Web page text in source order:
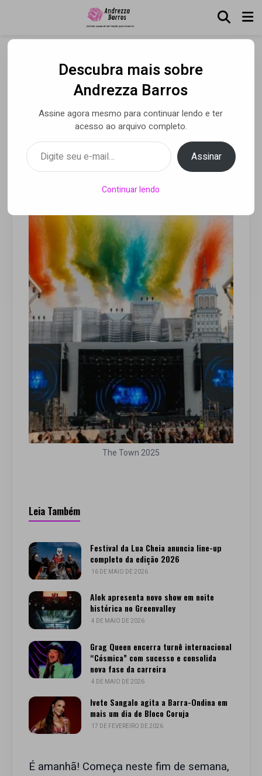
Guia completo para os fãs
do The Town 2025
• 05 set 2025
The Town 2025
Leia Também
Festival da Lua Cheia anuncia line-up
completo da edição 2026
16 DE MAIO DE 2026
Alok apresenta novo show em noite
histórica no Greenvalley
4 DE MAIO DE 2026
Grag Queen encerra turnê internacional
“Cósmica” com sucesso e consolida
nova fase da carreira
4 DE MAIO DE 2026
Ivete Sangalo agita a Barra-Ondina em
mais um dia de Bloco Coruja
17 DE FEVEREIRO DE 2026
É amanhã! Começa neste fim de semana,
Descubra mais sobre
Andrezza Barros
Assine agora mesmo para continuar lendo e ter
acesso ao arquivo completo.
Digite seu e-mail…
Assinar
Continuar lendo